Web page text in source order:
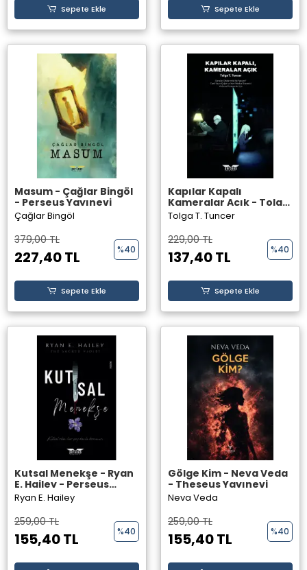
Sepete Ekle Sepete Ekle
Masum - Çağlar Bingöl
- Perseus Yayınevi
Çağlar Bingöl
379,00 TL
227,40 TL %40
Sepete Ekle
Kapılar Kapalı
Kameralar Açık - Tolga
T. Tuncer - Perseus
Yayınevi
Tolga T. Tuncer
229,00 TL
137,40 TL %40
Sepete Ekle
Kutsal Menekşe - Ryan
E. Hailey - Perseus
Yayınevi
Ryan E. Hailey
259,00 TL
155,40 TL %40
Gölge Kim - Neva Veda
- Theseus Yayınevi
Neva Veda
259,00 TL
155,40 TL %40